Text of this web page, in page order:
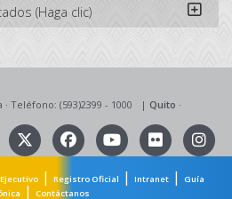
(Haga clic)
· Teléfono: (593)2399 - 1000 | Quito ·
Ejecutivo| Registro Oficial | Intranet|
Guía
| Contáctanos